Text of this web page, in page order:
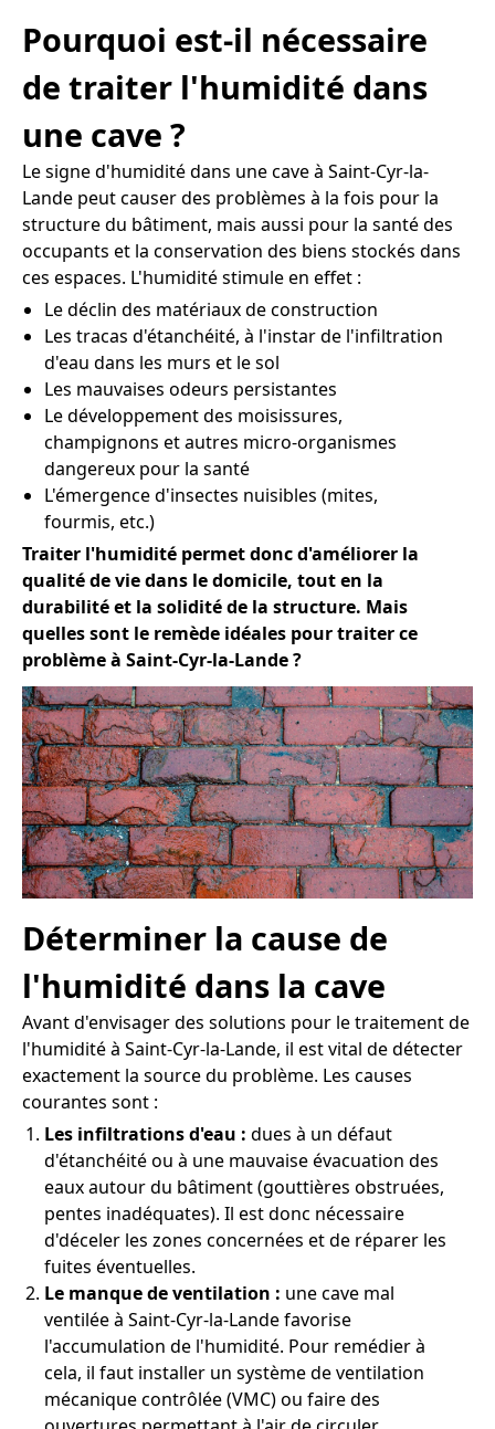
Pourquoi est-il nécessaire
de traiter l'humidité dans
une cave ?
Le signe d'humidité dans une cave à Saint-Cyr-la-
Lande peut causer des problèmes à la fois pour la
structure du bâtiment, mais aussi pour la santé des
occupants et la conservation des biens stockés dans
ces espaces. L'humidité stimule en effet :
Le déclin des matériaux de construction
Les tracas d'étanchéité, à l'instar de l'infiltration
d'eau dans les murs et le sol
Les mauvaises odeurs persistantes
Le développement des moisissures,
champignons et autres micro-organismes
dangereux pour la santé
L'émergence d'insectes nuisibles (mites,
fourmis, etc.)
Traiter l'humidité permet donc d'améliorer la
qualité de vie dans le domicile, tout en la
durabilité et la solidité de la structure. Mais
quelles sont le remède idéales pour traiter ce
problème à Saint-Cyr-la-Lande ?
Déterminer la cause de
l'humidité dans la cave
Avant d'envisager des solutions pour le traitement de
l'humidité à Saint-Cyr-la-Lande, il est vital de détecter
exactement la source du problème. Les causes
courantes sont :
Les infiltrations d'eau : dues à un défaut
d'étanchéité ou à une mauvaise évacuation des
eaux autour du bâtiment (gouttières obstruées,
pentes inadéquates). Il est donc nécessaire
d'déceler les zones concernées et de réparer les
fuites éventuelles.
Le manque de ventilation : une cave mal
ventilée à Saint-Cyr-la-Lande favorise
l'accumulation de l'humidité. Pour remédier à
cela, il faut installer un système de ventilation
mécanique contrôlée (VMC) ou faire des